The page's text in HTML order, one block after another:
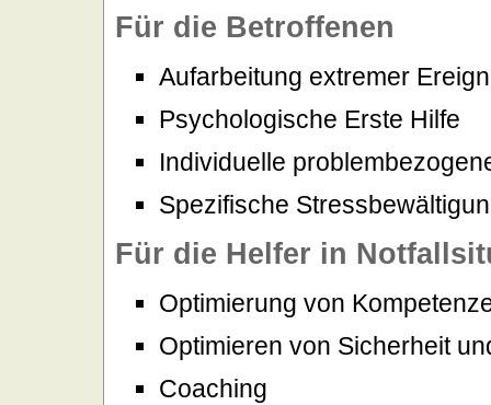
Für die Betroffenen
Aufarbeitung extremer
Psychologische Erste Hilfe
Individuelle
Spezifische
Für die Helfer in
Optimierung von
Optimieren von Sicherheit
Coaching